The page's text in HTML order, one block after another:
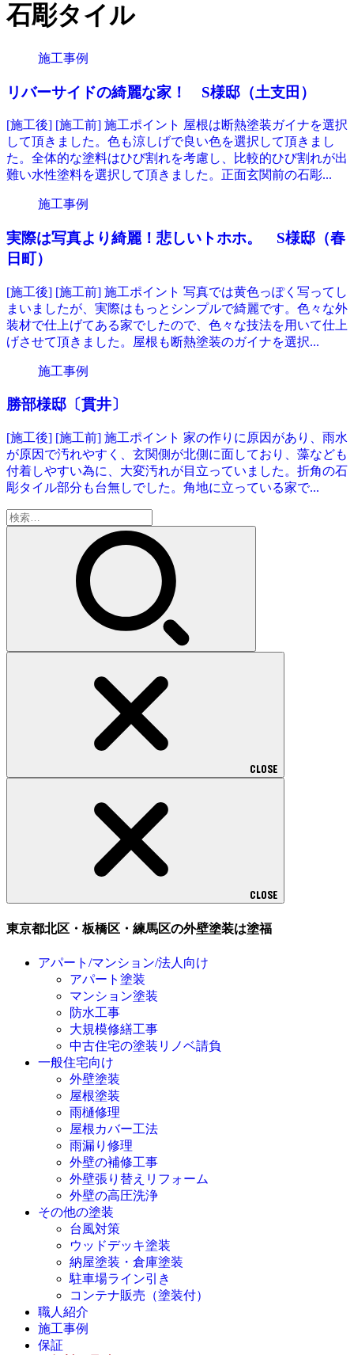
石彫タイル
施工事例
リバーサイドの綺麗な家！ S様邸（土支田）
[施工後] [施工前] 施工ポイント 屋根は断熱塗装ガイナを選択
して頂きました。色も涼しげで良い色を選択して頂きまし
た。全体的な塗料はひび割れを考慮し、比較的ひび割れが出
難い水性塗料を選択して頂きました。正面玄関前の石彫...
施工事例
実際は写真より綺麗！悲しいトホホ。 S様邸（春
日町）
[施工後] [施工前] 施工ポイント 写真では黄色っぽく写ってし
まいましたが、実際はもっとシンプルで綺麗です。色々な外
装材で仕上げてある家でしたので、色々な技法を用いて仕上
げさせて頂きました。屋根も断熱塗装のガイナを選択...
施工事例
勝部様邸〔貫井〕
[施工後] [施工前] 施工ポイント 家の作りに原因があり、雨水
が原因で汚れやすく、玄関側が北側に面しており、藻なども
付着しやすい為に、大変汚れが目立っていました。折角の石
彫タイル部分も台無しでした。角地に立っている家で...
検
索:
CLOSE
CLOSE
東京都北区・板橋区・練馬区の外壁塗装は塗福
アパート/マンション/法人向け
アパート塗装
マンション塗装
防水工事
大規模修繕工事
中古住宅の塗装リノベ請負
一般住宅向け
外壁塗装
屋根塗装
雨樋修理
屋根カバー工法
雨漏り修理
外壁の補修工事
外壁張り替えリフォーム
外壁の高圧洗浄
その他の塗装
台風対策
ウッドデッキ塗装
納屋塗装・倉庫塗装
駐車場ライン引き
コンテナ販売（塗装付）
職人紹介
施工事例
保証